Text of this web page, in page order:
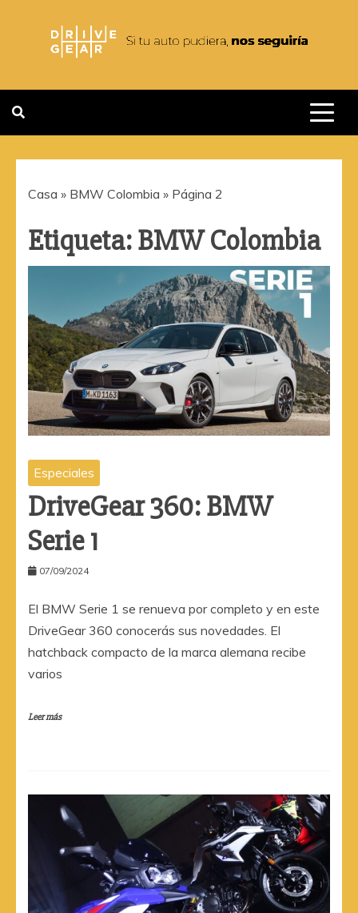
contenido
DRIVEGEAR
Casa » BMW Colombia » Página 2
Etiqueta:BMW Colombia
Especiales
DriveGear 360: BMW
Serie 1
07/09/2024
El BMW Serie 1 se renueva por completo y en este
DriveGear 360 conocerás sus novedades. El
hatchback compacto de la marca alemana recibe
varios
Leer más